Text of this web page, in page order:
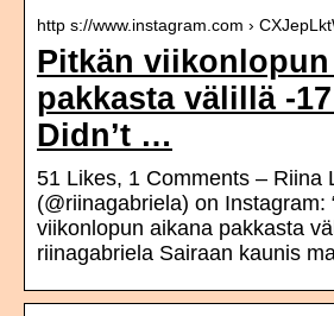
http s://www.instagram.com ›
Pitkän viikonlopun
pakkasta välillä -
Didn’t …
51 Likes, 1 Comments – Riina
(@riinagabriela) on Instagram:
viikonlopun aikana pakkasta
riinagabriela Sairaan kaunis